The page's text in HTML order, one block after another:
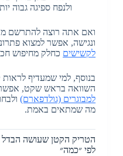
ולנפח ספיגה גבוה
ואם אתה רוצה להתרשם
ונגישה, אפשר למצוא
לקשישים כחלק מחיפוש
בנוסף, למי שמעדיף לראות
השוואה בראש שקט, אפשר
למבוגרים (גולדפארם)
מה שמתאים באמת.
הטריק הקטן שעושה הבדל
לפי ״כמה״